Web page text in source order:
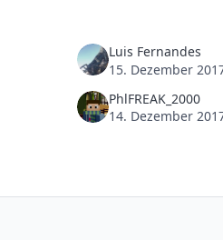
Luis Fernandes
15. Dezember
PhlFREAK_2000
14. Dezember